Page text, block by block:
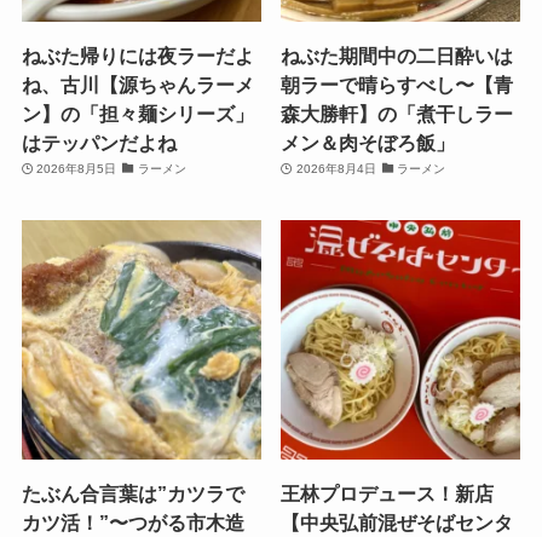
ねぶた帰りには夜ラーだよ
ね、古川【源ちゃんラーメ
ン】の「担々麺シリーズ」
はテッパンだよね
2026年8月5日 ラーメン
ねぶた期間中の二日酔いは
朝ラーで晴らすべし〜【青
森大勝軒】の「煮干しラー
メン＆肉そぼろ飯」
2026年8月4日 ラーメン
たぶん合言葉は”カツラで
カツ活！”〜つがる市木造
王林プロデュース！新店
【中央弘前混ぜそばセンタ